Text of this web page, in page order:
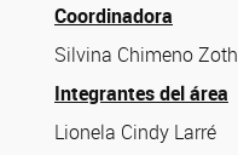
Coordinadora
Silvina Chimeno Zoth
Integrantes del área
Lionela Cindy Larré